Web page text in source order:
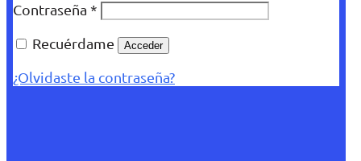
Contraseña *
Recuérdame
Acceder
¿Olvidaste la contraseña?